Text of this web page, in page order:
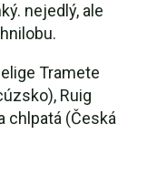
nejedlý, ale
Tramete
Ruig
chlpatá (Česká